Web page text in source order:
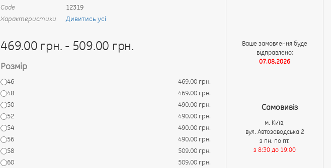
Code
12319
Характеристики
Дивитись усі
469.00 грн. - 509.00 грн.
Розмір
46
469.00 грн.
48
469.00 грн.
50
490.00 грн.
52
490.00 грн.
54
490.00 грн.
56
490.00 грн.
58
509.00 грн.
60
509.00 грн.
Ваше замовлення буде
відправлено:
07.08.2026
Самовивіз
м. Київ,
вул. Автозаводська 2
з пн. по пт.
з 8:30 до 19:00